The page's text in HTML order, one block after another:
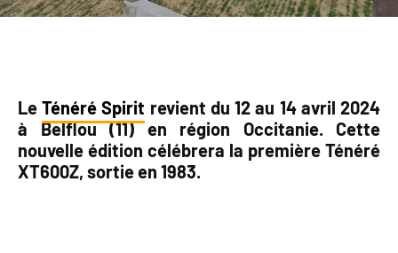
LeTénéré Spirit revient du 12 au 14 avril 2024
à Belflou (11) en région Occitanie. Cette
nouvelle édition célébrera la première Ténéré
XT600Z, sortie en 1983.